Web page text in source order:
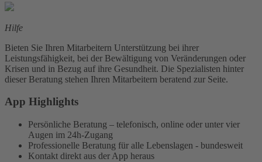
Hilfe
Bieten Sie Ihren Mitarbeitern Unterstützung bei ihrer
Leistungsfähigkeit, bei der Bewältigung von Veränderungen oder
Krisen und in Bezug auf ihre Gesundheit. Die Spezialisten hinter
dieser Beratung stehen Ihren Mitarbeitern beratend zur Seite.
App Highlights
Persönliche Beratung – telefonisch, online oder unter vier
Augen im 24h-Zugang
Professionelle Beratung für alle Lebenslagen - bundesweit
Kontakt direkt aus der App heraus